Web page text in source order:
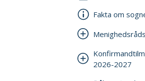
Fakta om
2026-2027